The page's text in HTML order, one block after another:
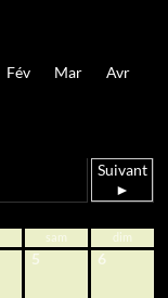
Fév Mar Avr
Suivant
►
sam dim
5 6